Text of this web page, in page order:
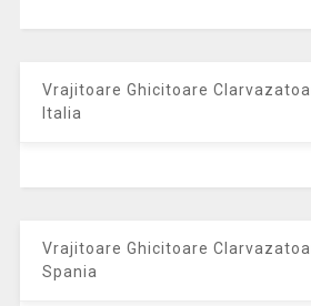
Vrajitoare Ghicitoare
Italia
Vrajitoare Ghicitoare
Spania